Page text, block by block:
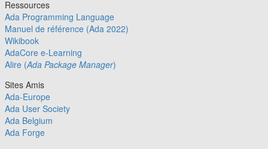
Ressources
Ada Programming Language
Manuel de référence (Ada 2022)
Wikibook
AdaCore e-Learning
Alire (Ada Package Manager)
Sites Amis
Ada-Europe
Ada User Society
Ada Belgium
Ada Forge